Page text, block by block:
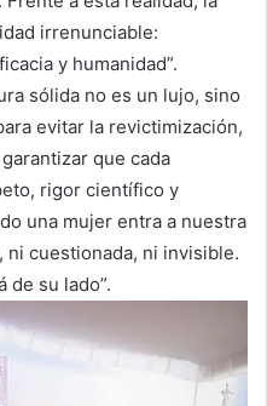
irrenunciable:
y humanidad”.
sólida no es un lujo, sino
evitar la revictimización,
que cada
rigor científico y
una mujer entra a nuestra
ni cuestionada, ni invisible.
de su lado”.